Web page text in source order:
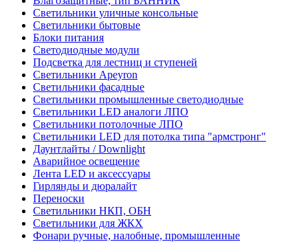
Светильники уличные консольные
Светильники бытовые
Блоки питания
Светодиодные модули
Подсветка для лестниц и ступеней
Светильники Apeyron
Светильники фасадные
Светильники промышленные светодиодные
Светильники LED аналоги ЛПО
Светильники потолочные ЛПО
Светильники LED для потолка типа "армстронг"
Даунтлайты / Downlight
Аварийное освещение
Лента LED и аксессуары
Гирлянды и дюралайт
Переноски
Светильники НКП, ОБН
Светильники для ЖКХ
Фонари ручные, налобные, промышленные